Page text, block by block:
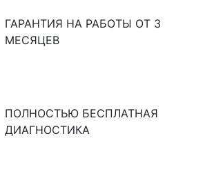
ГАРАНТИЯ НА РАБОТЫ ОТ 3
МЕСЯЦЕВ
ПОЛНОСТЬЮ БЕСПЛАТНАЯ
ДИАГНОСТИКА